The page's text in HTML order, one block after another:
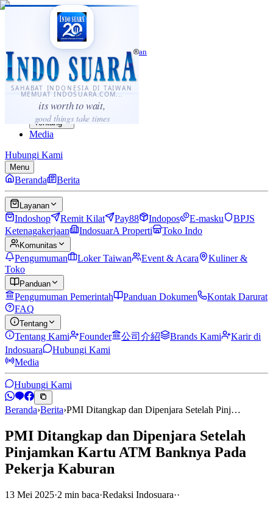
SAHABAT INDONESIA DI TAIWAN
MEMUAT INDOSUARA.COM...
its worth to wait,
good things take times
·...
⌘K
Sahabat Indonesia di Taiwan
Berita
Layanan
Komunitas
Panduan
Tentang
Media
Hubungi Kami
Menu
Beranda Berita
Layanan
Indoshop Remit Kilat Pay88 Indopos E-masku
BPJS
Ketenagakerjaan
IndosuarA Properti Toko Indo
Komunitas
Pengumuman Loker Taiwan Event & Acara
Kuliner &
Toko
Panduan
Pengumuman Pemerintah Panduan Dokumen
Kontak Darurat
FAQ
Tentang
Tentang Kami Founder 公司介紹 Brands Kami
Karir di
Indosuara
Hubungi Kami
Media
Hubungi Kami
Beranda›Berita›PMI Ditangkap dan Dipenjara Setelah Pinj…
PMI Ditangkap dan Dipenjara Setelah
Pinjamkan Kartu ATM Banknya Pada
Pekerja Kaburan
13 Mei 2025·2 min baca·Redaksi Indosuara··